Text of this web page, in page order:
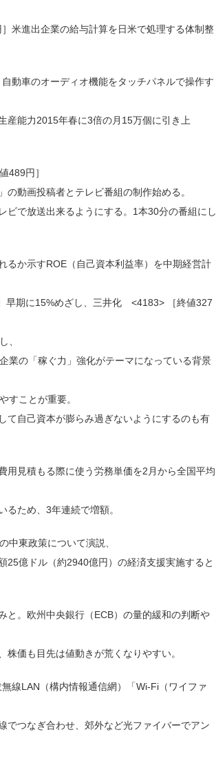
進出企業の給与計算を日米で処理する体制整
動車のオーディオ機能をタッチパネルで操作す
産能力2015年春に3倍の月15万個に引き上
489円］
動画投稿者とテレビ番組の制作始める。
で放送出来るようにする。1本30分の番組にし
るか示すROE（自己資本利益率）を中期経営計
期に15%めざし、三井化 <4183> ［終値327
、
業の「稼ぐ力」強化がテーマになっている背景
すことが重要。
自己資本が膨らみ過ぎないようにするのも有
用見積もる際に使う労務単価を2月から全国平均
ため、3年連続で増額。
中東政策について演説、
億ドル（約2940億円）の経済支援実施すると
と。欧州中央銀行（ECB）の量的緩和の判断や
価も目先は値動きが荒くなりやすい。
線LAN（構内情報通信網）「Wi-Fi（ワイファ
つなぎ合わせ、郊外など光ファイバーでアン